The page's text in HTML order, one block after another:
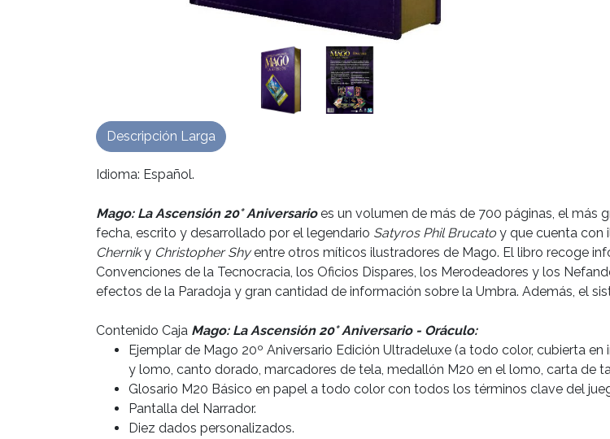
Idioma: Español.
Mago: La Ascensión 20° Aniversarioes un volumen de más de 700 páginas, el más
fecha, escrito y desarrollado por el legendario Satyros Phil Brucato y que cuenta con
Cherniky Christopher Shyentre otros míticos ilustradores de Mago. El libro recoge
Convenciones de la Tecnocracia, los Oficios Dispares, los Merodeadores y los
efectos de la Paradoja y gran cantidad de información sobre la Umbra. Además, el
Contenido Caja Mago: La Ascensión 20° Aniversario - Oráculo:
Ejemplar de Mago 20º Aniversario Edición Ultradeluxe (a todo color, cubierta
y lomo, canto dorado, marcadores de tela, medallón M20 en el lomo, carta de
Glosario M20 Básico en papel a todo color con todos los términos clave del
Pantalla del Narrador.
Diez dados personalizados.
Descripción Larga